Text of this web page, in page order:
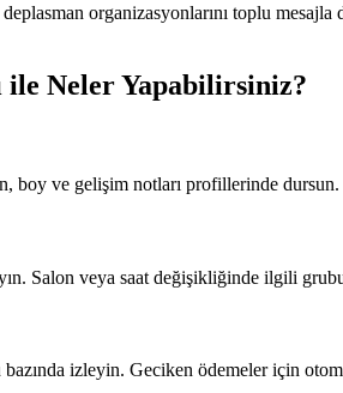
organizasyonlarını toplu
ile Neler Yapabilirsiniz?
boy ve gelişim notları profillerinde
Salon veya saat değişikliğinde ilgili
izleyin. Geciken ödemeler için